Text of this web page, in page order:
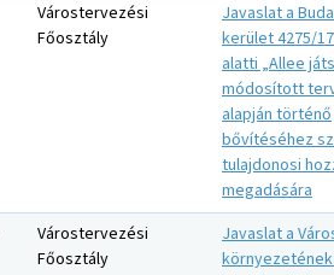
Várostervezési
Főosztály
Javaslat a
kerület 4275/
alatti „Allee
módosított
alapján történő
bővítéséhez
tulajdonosi
megadására
Várostervezési
Főosztály
Javaslat a